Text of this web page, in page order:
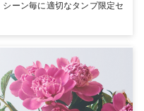
ーン毎に適切なタンプ限定セ